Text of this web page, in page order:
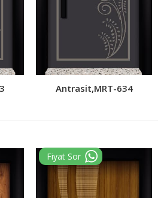
Antrasit,MRT-634